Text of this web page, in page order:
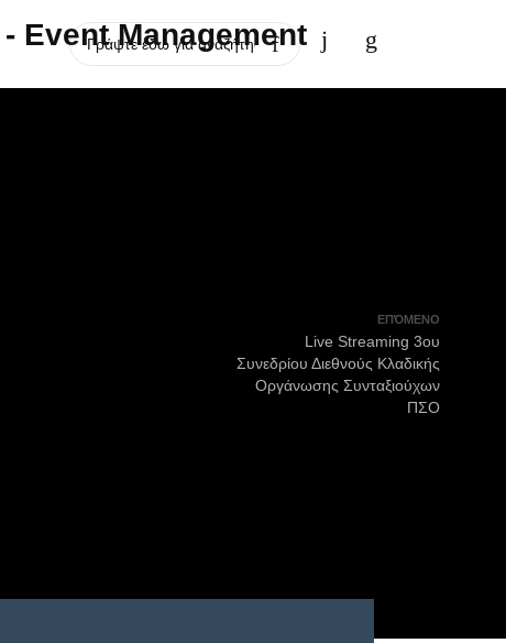
ΕΠΌΜΕΝΟ
Live Streaming 3ου
Συνεδρίου Διεθνούς Κλαδικής
Οργάνωσης Συνταξιούχων
ΠΣΟ